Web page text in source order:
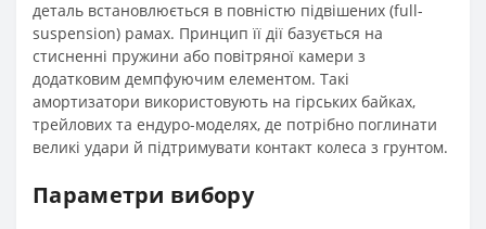
деталь встановлюється в повністю підвішених (full-
suspension) рамах. Принцип її дії базується на
стисненні пружини або повітряної камери з
додатковим демпфуючим елементом. Такі
амортизатори використовують на гірських байках,
трейлових та ендуро-моделях, де потрібно поглинати
великі удари й підтримувати контакт колеса з грунтом.
Параметри вибору